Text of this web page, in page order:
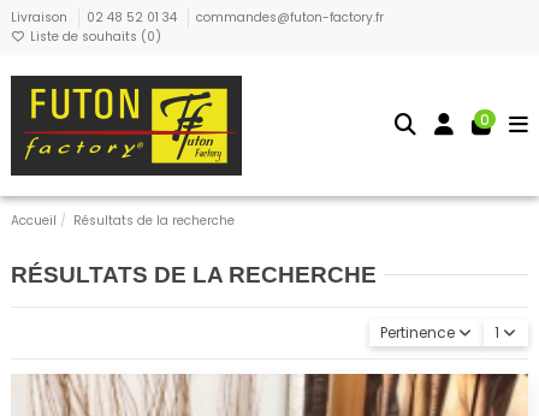
Livraison 02 48 52 01 34
commandes@futon-factory.fr
Liste de souhaits (0)
0
Accueil Résultats de la recherche
RÉSULTATS DE LA RECHERCHE
Pertinence 1